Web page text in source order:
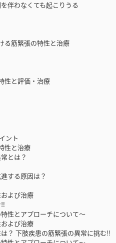
わなくても起こりうる
筋緊張の特性と治療
と評価・治療
ント
性と治療
とは？
する原因は？
よび治療
とアプローチについて〜
よび治療
下肢疾患の筋緊張の異常に挑む‼